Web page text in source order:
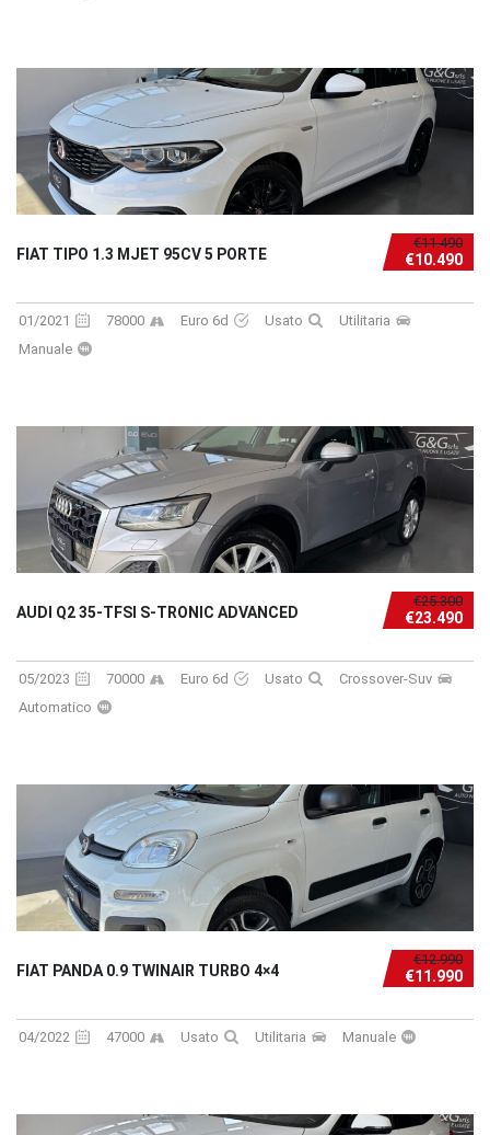
€11.490
€10.490
FIAT TIPO 1.3 MJET 95CV 5 PORTE
01/2021 78000 Euro 6d Usato
Utilitaria
Manuale
€25.300
€23.490
AUDI Q2 35-TFSI S-TRONIC ADVANCED
05/2023 70000 Euro 6d Usato
Crossover-Suv
Automatico
€12.990
€11.990
FIAT PANDA 0.9 TWINAIR TURBO 4×4
04/2022 47000 Usato Utilitaria Manuale